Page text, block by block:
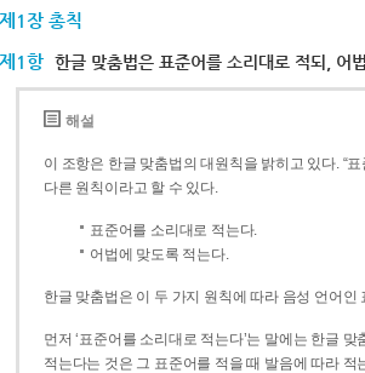
제1장 총칙
제1항 한글 맞춤법은 표준어를 소리대로 적되, 어
해설
이 조항은 한글 맞춤법의 대원칙을 밝히고 있다. “
다른 원칙이라고 할 수 있다.
표준어를 소리대로 적는다.
어법에 맞도록 적는다.
한글 맞춤법은 이 두 가지 원칙에 따라 음성 언어
먼저 ‘표준어를 소리대로 적는다’는 말에는 한글
적는다는 것은 그 표준어를 적을 때 발음에 따라 적는다는 뜻이다. 이를테면 [나무]라고 소리